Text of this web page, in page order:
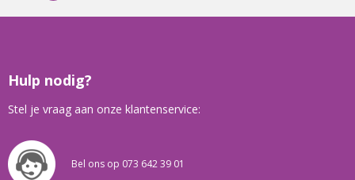
Hulp nodig?
Stel je vraag aan onze klantenservice:
Bel ons op 073 642 39 01